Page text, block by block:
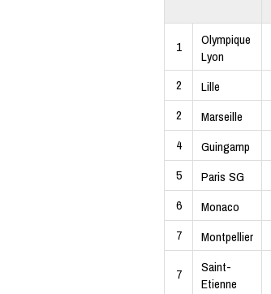
1
Olympique
Lyon
2 Lille
2
Marseille
4
Guingamp
5
Paris SG
6
Monaco
7
Montpellier
7
Saint-
Etienne